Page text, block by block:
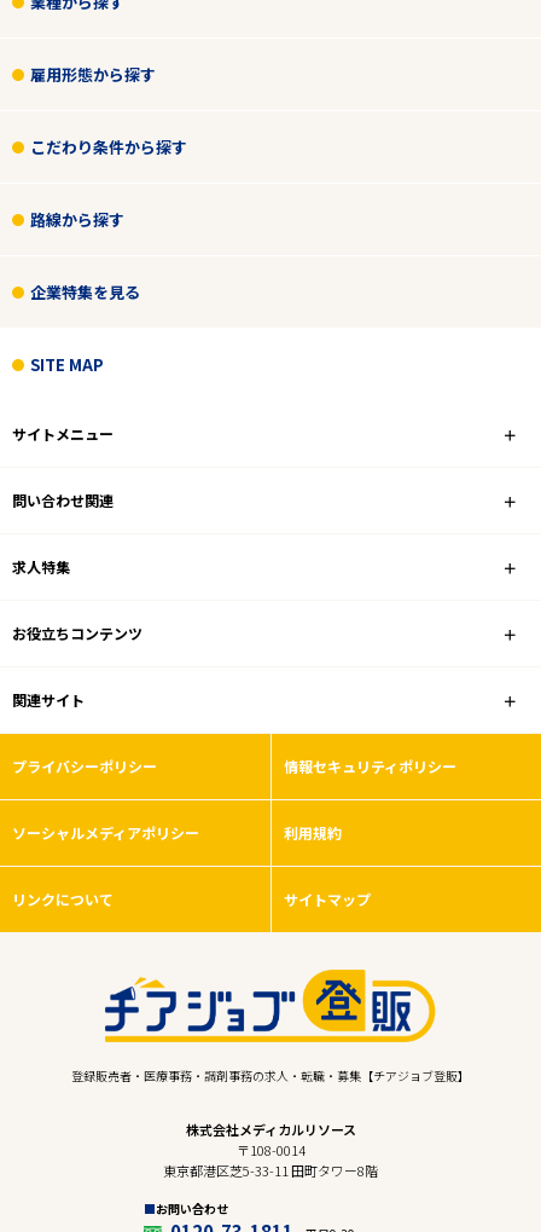
雇用形態から探す
こだわり条件から探す
路線から探す
企業特集を見る
SITE MAP
サイトメニュー
問い合わせ関連
求人特集
お役立ちコンテンツ
関連サイト
プライバシーポリシー 情報セキュリティポリシー
ソーシャルメディアポリシー 利用規約
リンクについて サイトマップ
登録販売者・医療事務・調剤事務の求人・転職・募集【チアジョブ登販】
株式会社メディカルリソース
〒108-0014
東京都港区芝5-33-11 田町タワー8階
お問い合わせ